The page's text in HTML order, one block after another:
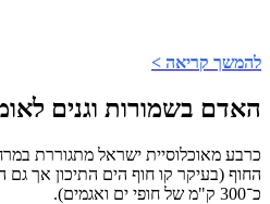
להמשך קריאה >
האדם בשמורות וגנים
כרבע מאוכלוסיית ישראל מתגוררת
החוף (בעיקר קו חוף הים התיכון אך
כ־300 ק"מ של חופי ים ואגמים).